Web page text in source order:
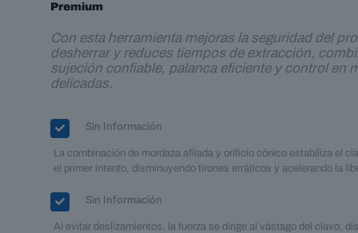
Premium
Con esta herramienta mejoras la seguridad del
desherrar y reduces tiempos de extracción,
sujeción confiable, palanca eficiente y control en
delicadas.
Sin Información
La combinación de mordaza afilada y orificio cónico estabiliza el
el primer intento, disminuyendo tirones erráticos y acelerando la
Sin Información
Al evitar deslizamientos, la fuerza se dirige al vástago del clavo,